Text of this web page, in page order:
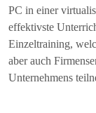
PC in einer
effektivste
Einzeltraining,
aber auch
Unternehmens